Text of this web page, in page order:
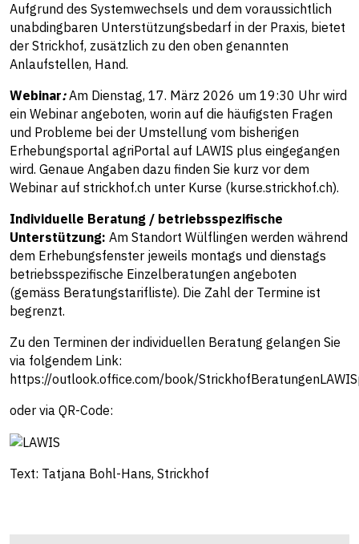
Aufgrund des Systemwechsels und dem voraussichtlich
unabdingbaren Unterstützungsbedarf in der Praxis, bietet
der Strickhof, zusätzlich zu den oben genannten
Anlaufstellen, Hand.
Webinar:Am Dienstag, 17. März 2026 um 19:30 Uhr wird
ein Webinar angeboten, worin auf die häufigsten Fragen
und Probleme bei der Umstellung vom bisherigen
Erhebungsportal agriPortal auf LAWIS plus eingegangen
wird. Genaue Angaben dazu finden Sie kurz vor dem
Webinar auf strickhof.ch unter Kurse (kurse.strickhof.ch).
Individuelle Beratung / betriebsspezifische
Unterstützung: Am Standort Wülflingen werden während
dem Erhebungsfenster jeweils montags und dienstags
betriebsspezifische Einzelberatungen angeboten
(gemäss Beratungstarifliste). Die Zahl der Termine ist
begrenzt.
Zu den Terminen der individuellen Beratung gelangen Sie
via folgendem Link:
https://outlook.office.com/book/
oder via QR-Code:
Text: Tatjana Bohl-Hans, Strickhof